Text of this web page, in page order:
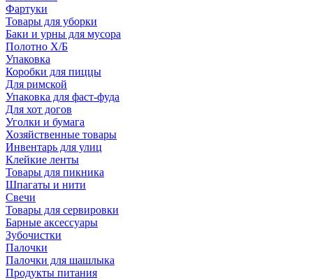
Фартуки
Товары для уборки
Баки и урны для мусора
Полотно Х/Б
Упаковка
Коробки для пиццы
Для римской
Упаковка для фаст-фуда
Для хот догов
Уголки и бумага
Хозяйственные товары
Инвентарь для улиц
Клейкие ленты
Товары для пикника
Шпагаты и нити
Свечи
Товары для сервировки
Барные аксессуары
Зубочистки
Палочки
Палочки для шашлыка
Продукты питания